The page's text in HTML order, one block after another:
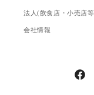
法人(飲食店・小売店
会社情報